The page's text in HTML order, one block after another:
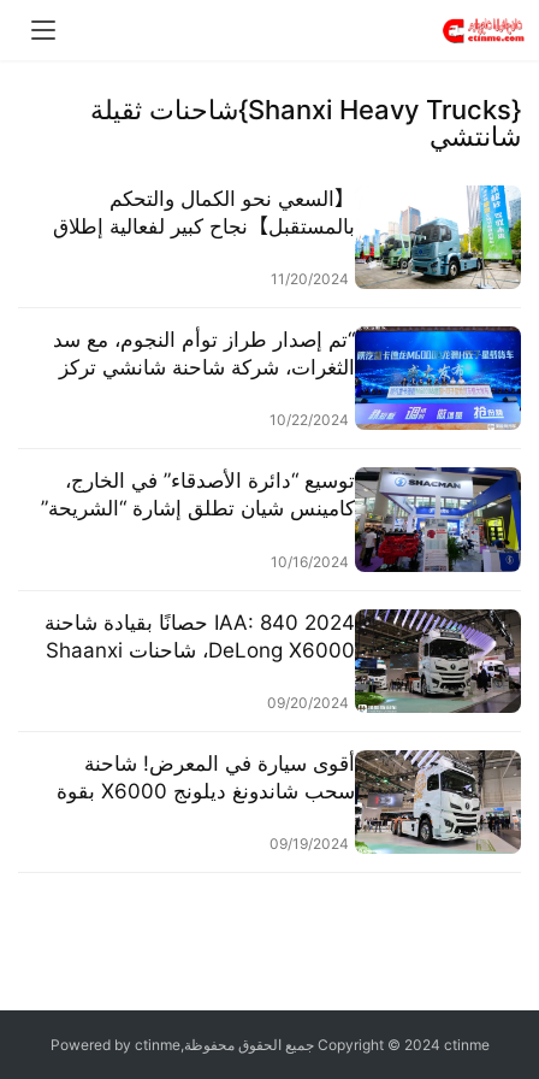
{Shanxi Heavy Trucks}شاحنات ثقيلة
شانتشي
【السعي نحو الكمال والتحكم
بالمستقبل】نجاح كبير لفعالية إطلاق
التقنية الجديدة الموفرة للطاقة “جي
تشي” من شركة شانشي للمركبات
11/20/2024
“تم إصدار طراز توأم النجوم، مع سد
الثغرات، شركة شاحنة شانشي تركز
على سوق الشاحنات المحلية.”
10/22/2024
توسيع “دائرة الأصدقاء” في الخارج،
كامينس شيان تطلق إشارة “الشريحة”
10/16/2024
2024 IAA: 840 حصانًا بقيادة شاحنة
DeLong X6000، شاحنات Shaanxi
الثقيلة تظهر بتشكيلة متنوعة من
الطرازات، مما يذهل الأصدقاء الدوليين
09/20/2024
أقوى سيارة في المعرض! شاحنة
سحب شاندونغ ديلونج X6000 بقوة
IAA الدولي، والتجهيزات ليست عادية
09/19/2024
Copyright © 2024 ctinme جميع الحقوق محفوظة,Powered by ctinme